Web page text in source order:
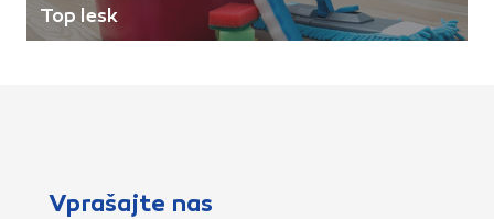
Top lesk
Vprašajte nas